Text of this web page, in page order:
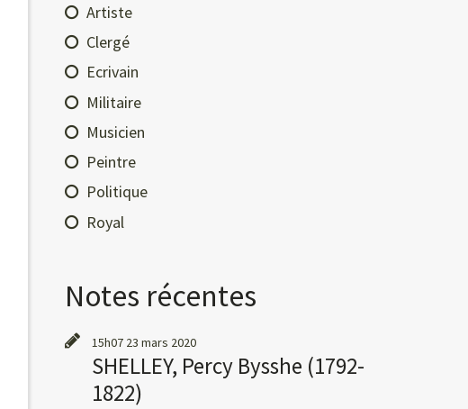
Artiste
Clergé
Ecrivain
Militaire
Musicien
Peintre
Politique
Royal
Notes récentes
15h07 23 mars 2020
SHELLEY, Percy Bysshe (1792-
1822)